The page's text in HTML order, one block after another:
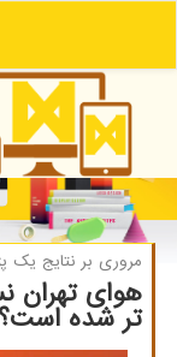
مروری بر نتایج یك
تر شده است؟